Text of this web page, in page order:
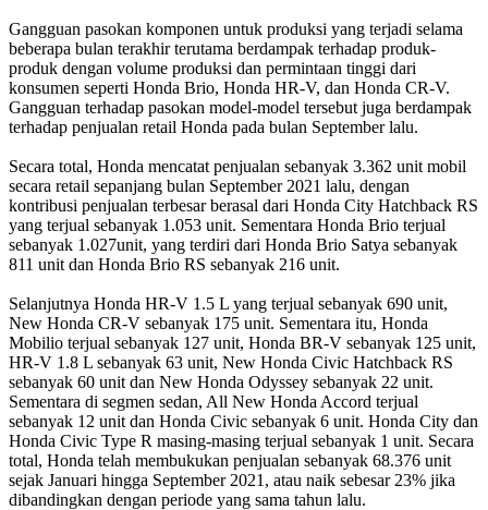
Gangguan pasokan komponen untuk produksi yang terjadi selama
beberapa bulan terakhir terutama berdampak terhadap produk-
produk dengan volume produksi dan permintaan tinggi dari
konsumen seperti Honda Brio, Honda HR-V, dan Honda CR-V.
Gangguan terhadap pasokan model-model tersebut juga berdampak
terhadap penjualan retail Honda pada bulan September lalu.
Secara total, Honda mencatat penjualan sebanyak 3.362 unit mobil
secara retail sepanjang bulan September 2021 lalu, dengan
kontribusi penjualan terbesar berasal dari Honda City Hatchback RS
yang terjual sebanyak 1.053 unit. Sementara Honda Brio terjual
sebanyak 1.027unit, yang terdiri dari Honda Brio Satya sebanyak
811 unit dan Honda Brio RS sebanyak 216 unit.
Selanjutnya Honda HR-V 1.5 L yang terjual sebanyak 690 unit,
New Honda CR-V sebanyak 175 unit. Sementara itu, Honda
Mobilio terjual sebanyak 127 unit, Honda BR-V sebanyak 125 unit,
HR-V 1.8 L sebanyak 63 unit, New Honda Civic Hatchback RS
sebanyak 60 unit dan New Honda Odyssey sebanyak 22 unit.
Sementara di segmen sedan, All New Honda Accord terjual
sebanyak 12 unit dan Honda Civic sebanyak 6 unit. Honda City dan
Honda Civic Type R masing-masing terjual sebanyak 1 unit. Secara
total, Honda telah membukukan penjualan sebanyak 68.376 unit
sejak Januari hingga September 2021, atau naik sebesar 23% jika
dibandingkan dengan periode yang sama tahun lalu.